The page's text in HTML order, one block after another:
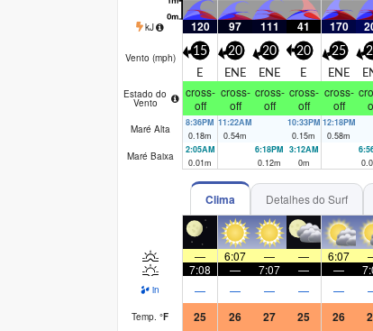
kJ 120 97 111 41 170
Vento (mph) 15
E
20
ENE
20
ENE
20
E
25
ENE
Estado do
Vento
cross-
off
cross-
off
cross-
off
cross-
off
cross-
off
Maré Alta
8:36PM
0.18m
11:22AM
0.54m
10:33PM
0.15m
12:18PM
0.58m
Maré Baixa
2:05AM
0.01m
6:18PM
0.12m
3:12AM
0m
Clima Detalhes do Surf
— 6:07 — — 6:07
7:08
— 7:07 — —
in — — — — —
Temp. °F 25 26 27 25 26